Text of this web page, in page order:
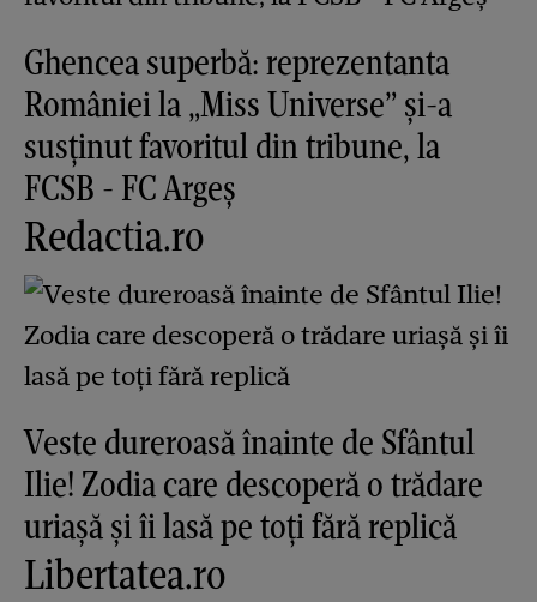
Ghencea superbă: reprezentanta
României la „Miss Universe” și-a
susținut favoritul din tribune, la
FCSB - FC Argeș
Redactia.ro
Veste dureroasă înainte de Sfântul
Ilie! Zodia care descoperă o trădare
uriașă și îi lasă pe toți fără replică
Libertatea.ro